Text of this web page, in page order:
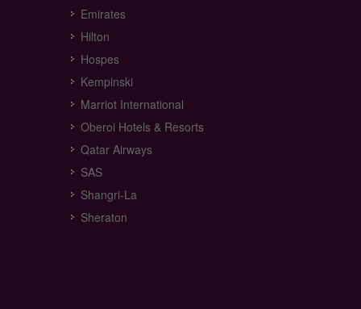
Emirates
Hilton
Hospes
Kempinski
Marriot International
Oberoi Hotels & Resorts
Qatar Airways
SAS
Shangri-La
Sheraton